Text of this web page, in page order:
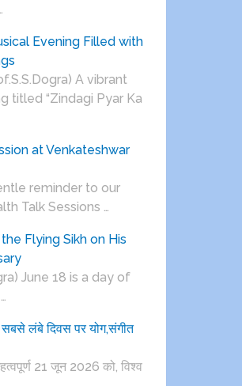
Evening Filled with
A vibrant
titled “Zindagi Pyar Ka
at Venkateshwar
reminder to our
Talk Sessions …
Flying Sikh on His
June 18 is a day of
लंबे दिवस पर योग,संगीत
21 जून 2026 को, विश्व